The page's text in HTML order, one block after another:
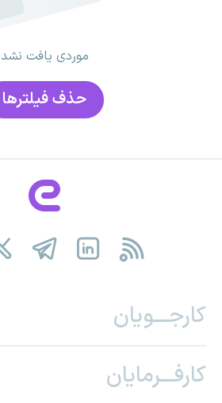
موردی یافت نشد
حذف فیلتر‌ها
کارجـــویان
کارفـــرمایان